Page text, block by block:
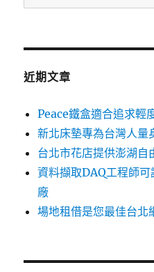
尋
鍵
近期文章
Peace鐵盒適合追求輕
新北床墊專為台灣人量
台北市花店提供澎湖自
資料擷取DAQ工程師
廠
場地租借是您最佳台北